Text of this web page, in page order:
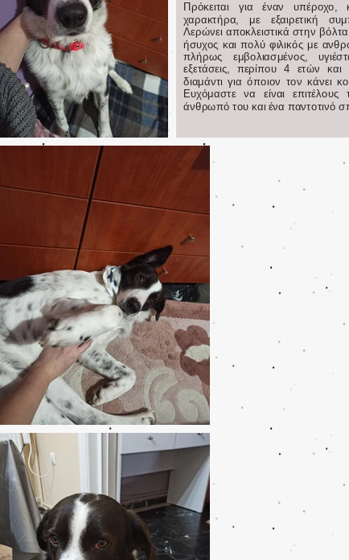
Πρόκειται για έναν υπέροχο,
χαρακτήρα, με εξαιρετική
Λερώνει αποκλειστικά στην βόλτα
ήσυχος και πολύ φιλικός με
πλήρως εμβολιασμένος,
εξετάσεις, περίπου 4 ετών
διαμάντι για όποιον τον κάνει
Ευχόμαστε να είναι
άνθρωπό του και ένα παντοτινό